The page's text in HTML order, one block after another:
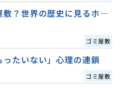
敷？世界の歴史に見るホ―
ゴミ屋敷
たいない」心理の連鎖
ゴミ屋敷